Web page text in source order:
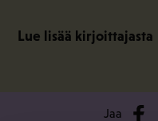
Lue lisää kirjoittajasta
Jaa